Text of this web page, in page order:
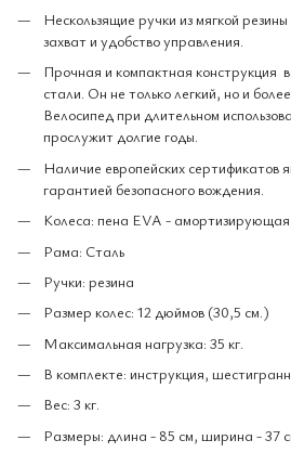
Нескользящие ручки из мягкой
захват и удобство управления.
Прочная и компактная конструкция
стали. Он не только легкий, но и
Велосипед при длительном
прослужит долгие годы.
Наличие европейских сертификатов
гарантией безопасного вождения.
Колеса: пена EVA - амортизирующая
Рама: Сталь
Ручки: резина
Размер колес: 12 дюймов (30,5 см.)
Максимальная нагрузка: 35 кг.
В комплекте: инструкция,
Вес: 3 кг.
Размеры: длина - 85 см, ширина - 37